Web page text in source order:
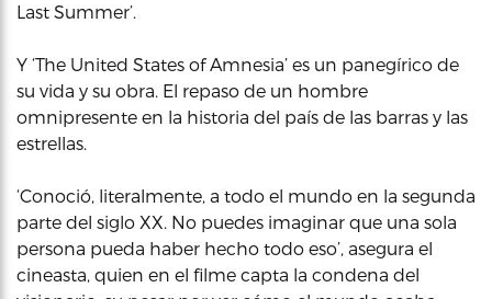
Last Summer’.
Y ‘The United States of Amnesia’ es un panegírico de
su vida y su obra. El repaso de un hombre
omnipresente en la historia del país de las barras y las
estrellas.
‘Conoció, literalmente, a todo el mundo en la segunda
parte del siglo XX. No puedes imaginar que una sola
persona pueda haber hecho todo eso’, asegura el
cineasta, quien en el filme capta la condena del